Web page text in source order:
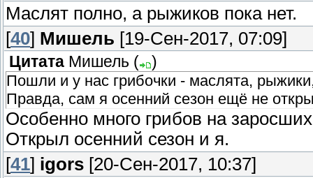
Маслят полно, а рыжиков пока нет.
[40] Мишель [19-Сен-2017, 07:09]
Цитата Мишель (
)
Пошли и у нас грибочки - маслята,
Правда, сам я осенний сезон ещё не
Особенно много грибов на
Открыл осенний сезон и я.
[41] igors [20-Сен-2017, 10:37]